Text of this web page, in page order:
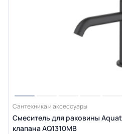
Сантехника и аксессуары
Смеситель для раковины
клапана AQ1310MB